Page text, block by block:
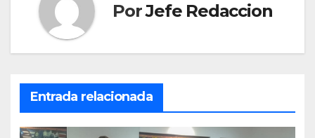
PorJefe Redaccion
Entrada relacionada